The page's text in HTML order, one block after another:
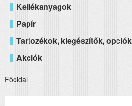
Kellékanyagok
Papír
Tartozékok, kiegészítők, opciók
Akciók
Főoldal